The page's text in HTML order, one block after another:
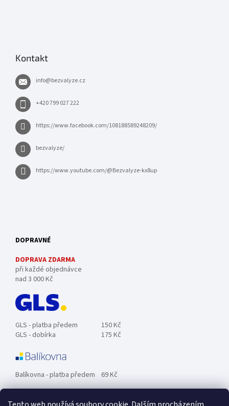
Kontakt
info@bezvalyze.cz
+420 799 027 222
https://www.facebook.com/108188589248209/
bezvalyze/
https://www.youtube.com/@Bezvalyze-kx8up
DOPRAVNÉ
DOPRAVA ZDARMA
při každé objednávce
nad 3 000 Kč
GLS - platba předem
150 Kč
GLS - dobírka
175 Kč
Balíkovna - platba předem 69 Kč